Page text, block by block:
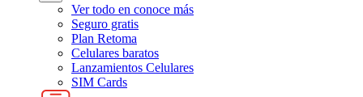
Ver todo en conoce más
Seguro gratis
Plan Retoma
Celulares baratos
Lanzamientos Celulares
SIM Cards